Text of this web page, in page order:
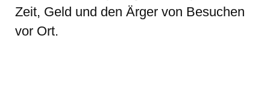
Zeit, Geld und den Ärger von Besuchen
vor Ort.